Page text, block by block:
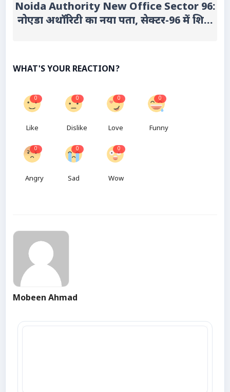
Noida Authority New Office Sector 96:
नोएडा अथॉरिटी का नया पता, सेक्टर-96 में शि...
WHAT'S YOUR REACTION?
0
Like
0
Dislike
0
Love
0
Funny
0
Angry
0
Sad
0
Wow
Mobeen Ahmad